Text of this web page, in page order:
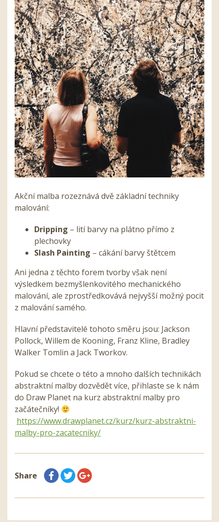
Akční malba rozeznává dvě základní techniky
malování:
Dripping – lití barvy na plátno přímo z
plechovky
Slash Painting – cákání barvy štětcem
Ani jedna z těchto forem tvorby však není
výsledkem bezmyšlenkovitého mechanického
malování, ale zprostředkovává nejvyšší možný pocit
z malování samého.
Hlavní představitelé tohoto směru jsou: Jackson
Pollock, Willem de Kooning, Franz Kline, Bradley
Walker Tomlin a Jack Tworkov.
Pokud se chcete o této a mnoho dalších technikách
abstraktní malby dozvědět více, přihlaste se k nám
do Draw Planet na kurz abstraktní malby pro
začátečníky!
https://www.drawplanet.cz/kurz/kurz-abstraktni-
malby-pro-zacatecniky/
Share